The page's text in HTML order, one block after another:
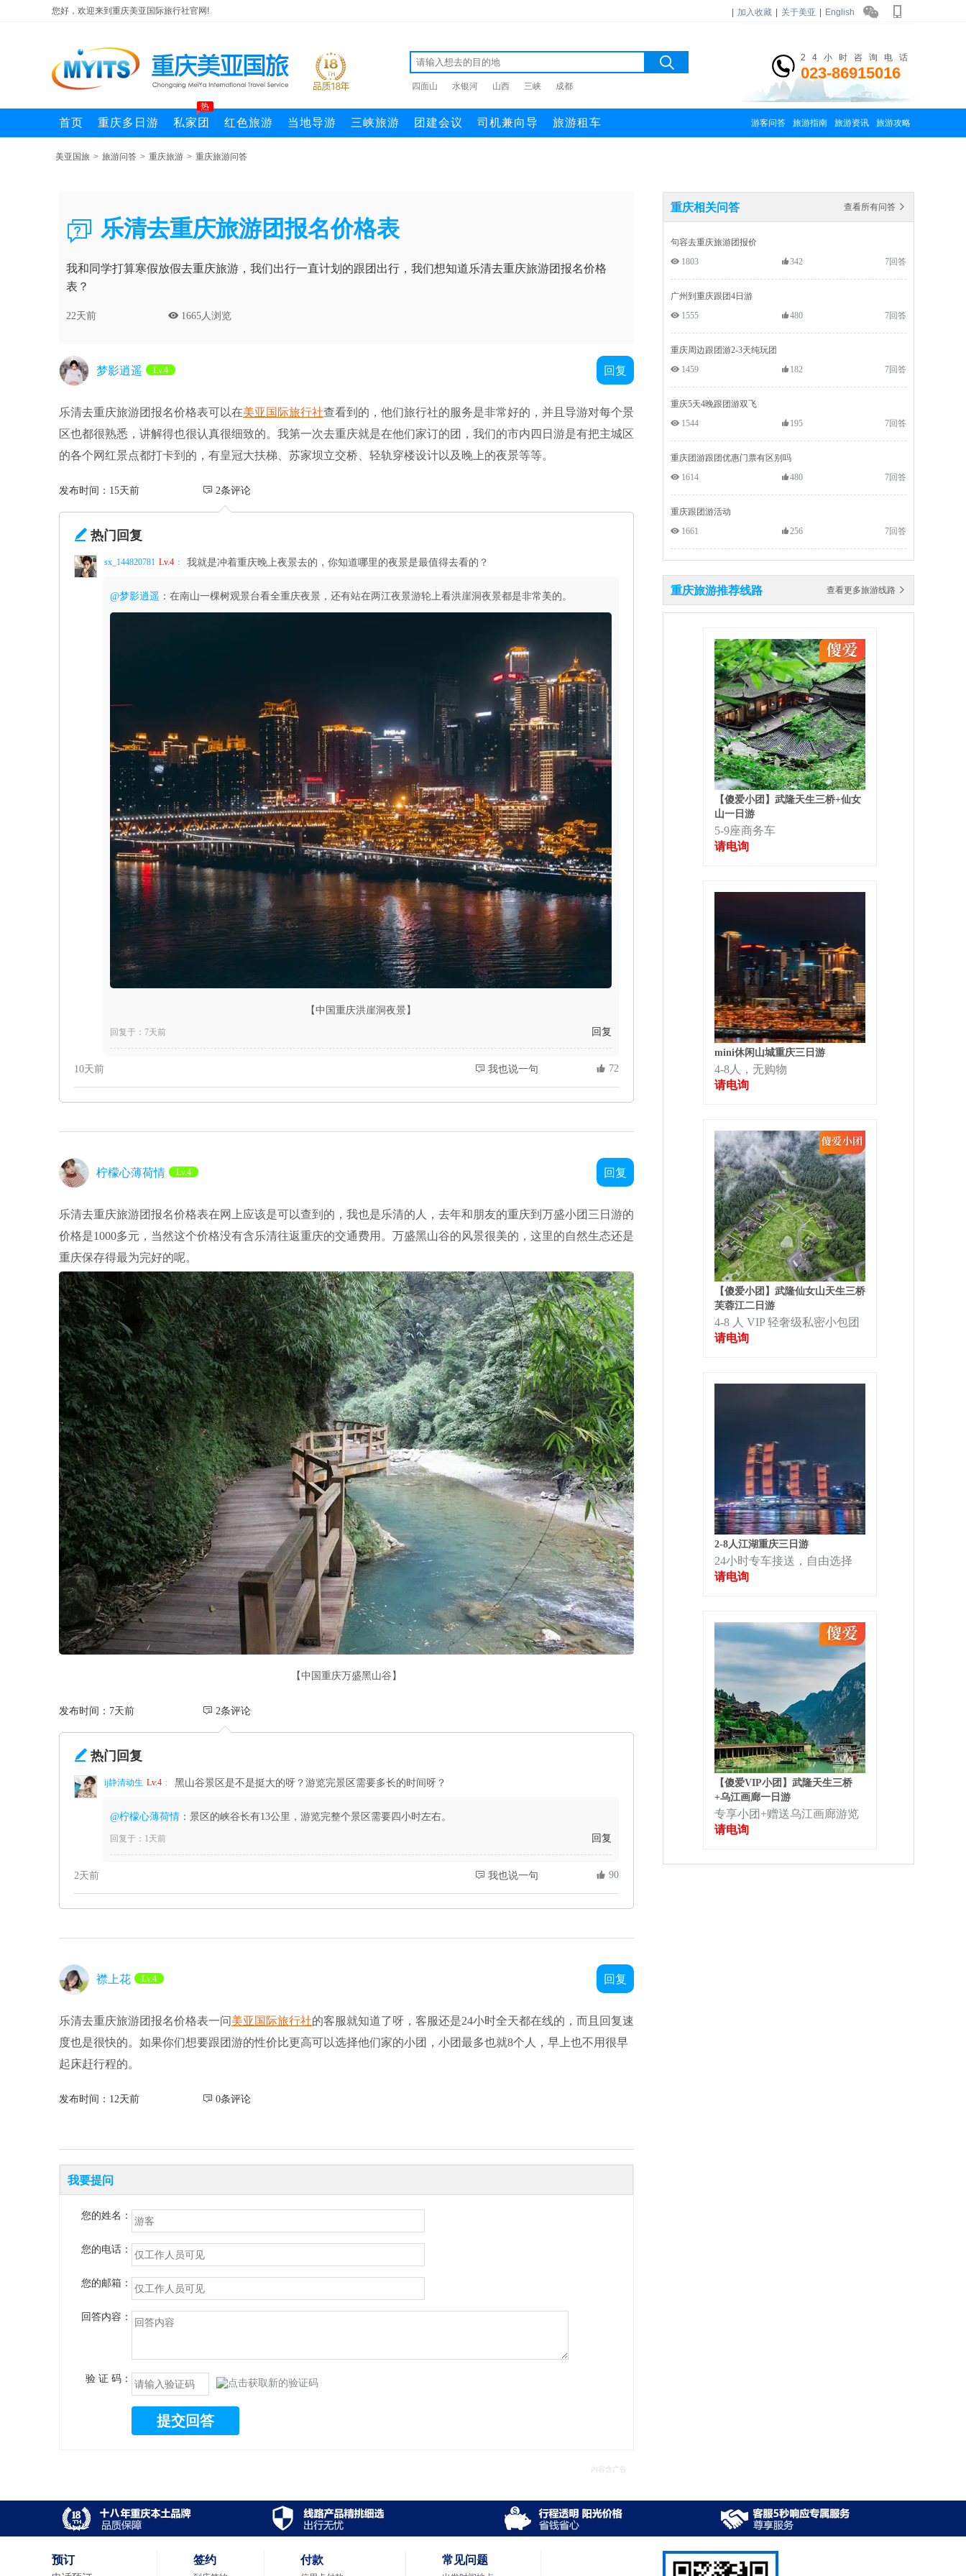
您好，欢迎来到重庆美亚国际旅行社官网! 加入收藏 关于美亚 English
四面山 水银河 山西 三峡 成都
24小时咨询电话
023-86915016
首页 重庆多日游 私家团
热
红色旅游 当地导游 三峡旅游 团建会议 司机兼向导 旅游租车 游客问答 旅游指南 旅游资讯 旅游攻略
美亚国旅 > 旅游问答 > 重庆旅游 > 重庆旅游问答
 乐清去重庆旅游团报名价格表
我和同学打算寒假放假去重庆旅游，我们出行一直计划的跟团出行，我们想知道乐清去重庆旅游团报名价格
表？
22天前  1665人浏览
梦影逍遥 Lv.4 回复
乐清去重庆旅游团报名价格表可以在美亚国际旅行社查看到的，他们旅行社的服务是非常好的，并且导游对每个景
区也都很熟悉，讲解得也很认真很细致的。我第一次去重庆就是在他们家订的团，我们的市内四日游是有把主城区
的各个网红景点都打卡到的，有皇冠大扶梯、苏家坝立交桥、轻轨穿楼设计以及晚上的夜景等等。
发布时间：15天前  2条评论
 热门回复
sx_144820781 Lv.4 : 我就是冲着重庆晚上夜景去的，你知道哪里的夜景是最值得去看的？
@梦影逍遥 ：在南山一棵树观景台看全重庆夜景，还有站在两江夜景游轮上看洪崖洞夜景都是非常美的。
【中国重庆洪崖洞夜景】
回复
回复于：7天前
10天前  72
 我也说一句
柠檬心薄荷情 Lv.4 回复
乐清去重庆旅游团报名价格表在网上应该是可以查到的，我也是乐清的人，去年和朋友的重庆到万盛小团三日游的
价格是1000多元，当然这个价格没有含乐清往返重庆的交通费用。万盛黑山谷的风景很美的，这里的自然生态还是
重庆保存得最为完好的呢。
【中国重庆万盛黑山谷】
发布时间：7天前  2条评论
 热门回复
ij静清动生 Lv.4 : 黑山谷景区是不是挺大的呀？游览完景区需要多长的时间呀？
@柠檬心薄荷情 ：景区的峡谷长有13公里，游览完整个景区需要四小时左右。
回复
回复于：1天前
2天前  90
 我也说一句
襟上花 Lv.4 回复
乐清去重庆旅游团报名价格表一问美亚国际旅行社的客服就知道了呀，客服还是24小时全天都在线的，而且回复速
度也是很快的。如果你们想要跟团游的性价比更高可以选择他们家的小团，小团最多也就8个人，早上也不用很早
起床赶行程的。
发布时间：12天前  0条评论
我要提问
您的姓名：
您的电话：
您的邮箱：
回答内容：
验 证 码：
提交回答
重庆相关问答 查看所有问答 
句容去重庆旅游团报价
 1803 342 7回答
广州到重庆跟团4日游
 1555 480 7回答
重庆周边跟团游2-3天纯玩团
 1459 182 7回答
重庆5天4晚跟团游双飞
 1544 195 7回答
重庆团游跟团优惠门票有区别吗
 1614 480 7回答
重庆跟团游活动
 1661 256 7回答
重庆旅游推荐线路 查看更多旅游线路 
【傻爱小团】武隆天生三桥+仙女
山一日游
5-9座商务车
请电询
mini休闲山城重庆三日游
4-8人，无购物
请电询
【傻爱小团】武隆仙女山天生三桥
芙蓉江二日游
4-8 人 VIP 轻奢级私密小包团
请电询
2-8人江湖重庆三日游
24小时专车接送，自由选择
请电询
【傻爱VIP小团】武隆天生三桥
+乌江画廊一日游
专享小团+赠送乌江画廊游览
请电询
预订 签约 付款 常见问题